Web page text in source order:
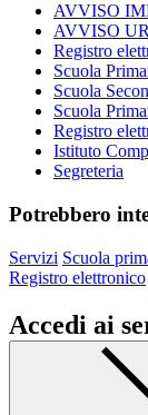
AVVISO
AVVISO
Registro
Scuola
Scuola
Scuola
Registro
Istituto
Segreteria
Potrebbero
Servizi Scuola
Registro elettronico
Accedi ai